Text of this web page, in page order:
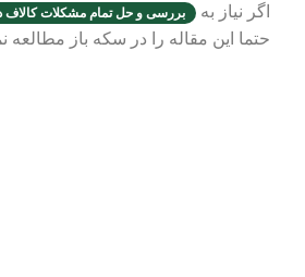
اگر نیاز به بررسی و حل تمام مشکلات کالاف
حتما این مقاله را در سکه باز مطالعه